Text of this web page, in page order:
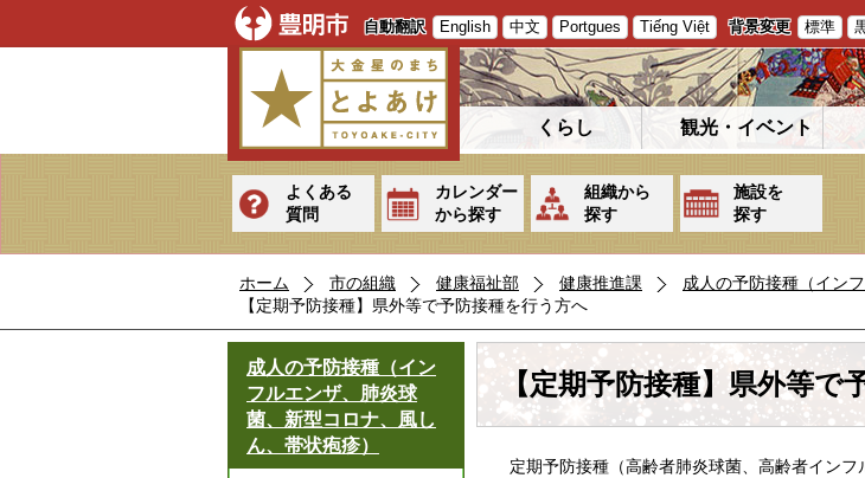
自動翻訳 English 中文 Portgues Tiếng Việt 背景変更 標準
くらし 観光・イベント
よくある
質問
カレンダー
から探す
組織から
探す
施設を
探す
ホーム 市の組織 健康福祉部 健康推進課
成人の予防接種（イン
【定期予防接種】県外等で予防接種を行う方へ
成人の予防接種（イン
フルエンザ、肺炎球
菌、新型コロナ、風し
ん、帯状疱疹）
【定期予防接種】県外等で
定期予防接種（高齢者肺炎球菌、高齢者イン